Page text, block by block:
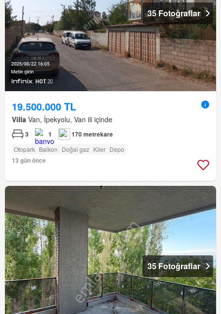
35 Fotoğraflar
19.500.000 TL
Villa Van, İpekyolu, Van ili içinde
3 1 170 metrekare
Otopark Balkon Doğal gaz Kiler Depo
13 gün önce
35 Fotoğraflar